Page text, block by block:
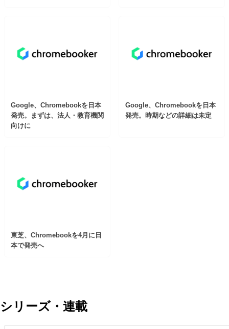
Google、Chromebookを日本
発売。まずは、法人・教育機関
向けに
Google、Chromebookを日本
発売。時期などの詳細は未定
東芝、Chromebookを4月に日
本で発売へ
シリーズ・連載